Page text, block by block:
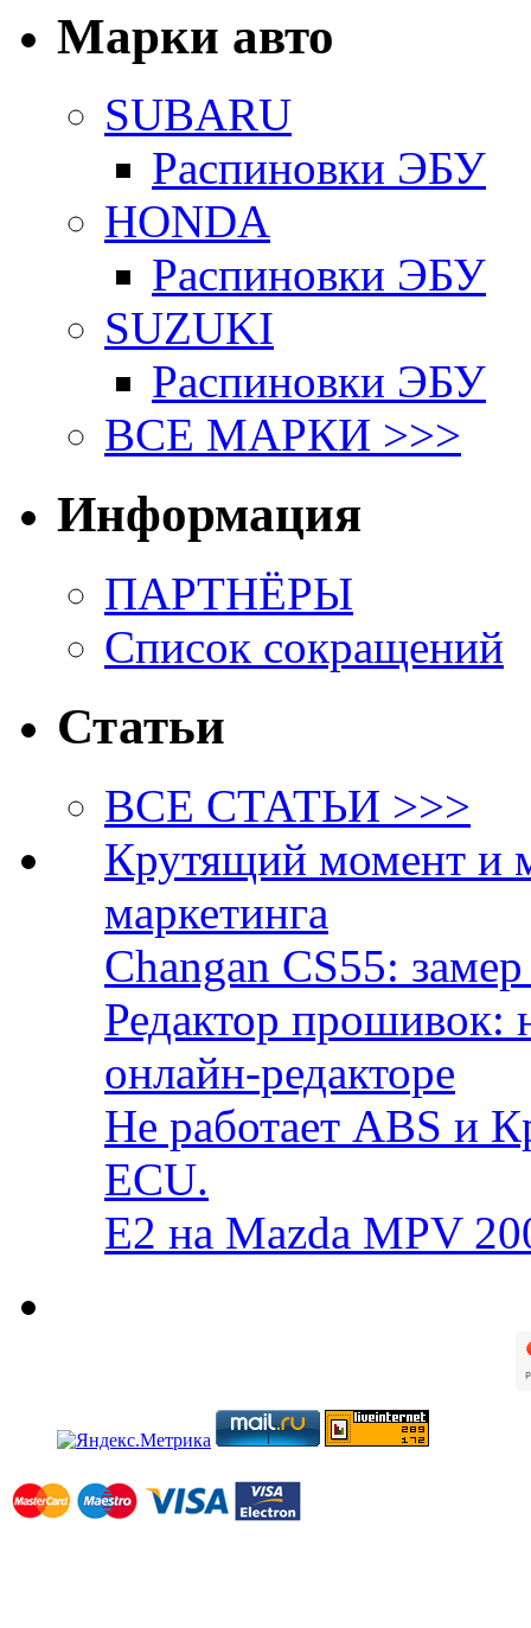
Марки авто
SUBARU
Распиновки ЭБУ
HONDA
Распиновки ЭБУ
SUZUKI
Распиновки ЭБУ
ВСЕ МАРКИ >>>
Информация
ПАРТНЁРЫ
Список сокращений
Статьи
ВСЕ СТАТЬИ >>>
Крутящий момент и
маркетинга
Changan CS55:
Редактор прошивок:
онлайн-редакторе
Не работает ABS и
ECU.
E2 на Mazda MPV